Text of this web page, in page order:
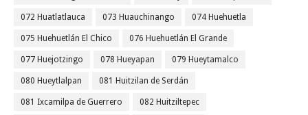
072 Huatlatlauca 073 Huauchinango 074 Huehuetla
075 Huehuetlán El Chico 076 Huehuetlán El Grande
077 Huejotzingo 078 Hueyapan 079 Hueytamalco
080 Hueytlalpan 081 Huitzilan de Serdán
081 Ixcamilpa de Guerrero 082 Huitziltepec